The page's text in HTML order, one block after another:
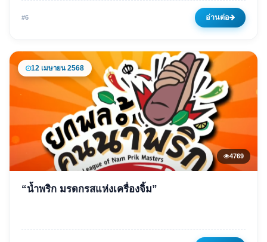
02 มีนาคม 2568
#6 อ่านต่อ
12 เมษายน 2568
4769
“น้ำพริก มรดกรสแห่งเครื่องจิ้ม”